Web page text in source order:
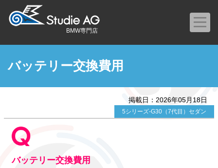
BMW専門店
バッテリー交換費用
掲載日：2026年05月18日
5シリーズ-G30（7代目）セダン
バッテリー交換費用